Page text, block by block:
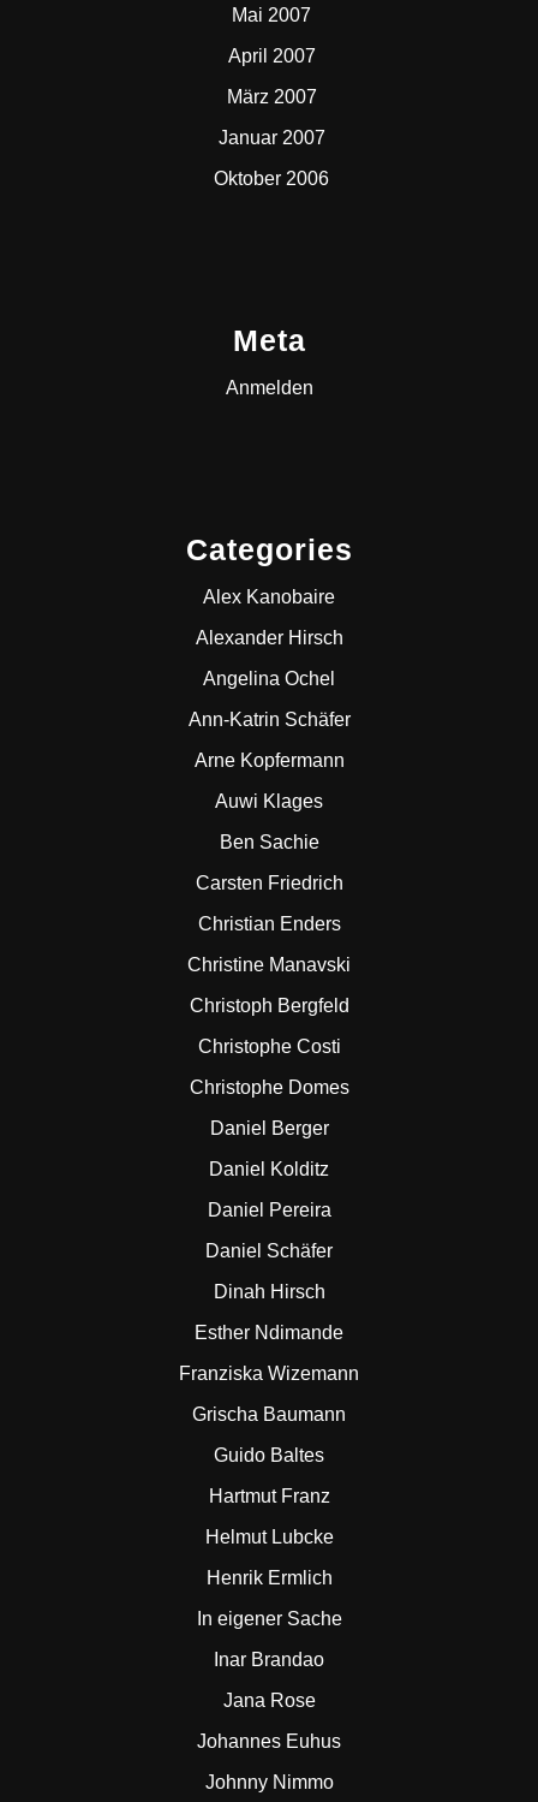
Mai 2007
April 2007
März 2007
Januar 2007
Oktober 2006
Meta
Anmelden
Categories
Alex Kanobaire
Alexander Hirsch
Angelina Ochel
Ann-Katrin Schäfer
Arne Kopfermann
Auwi Klages
Ben Sachie
Carsten Friedrich
Christian Enders
Christine Manavski
Christoph Bergfeld
Christophe Costi
Christophe Domes
Daniel Berger
Daniel Kolditz
Daniel Pereira
Daniel Schäfer
Dinah Hirsch
Esther Ndimande
Franziska Wizemann
Grischa Baumann
Guido Baltes
Hartmut Franz
Helmut Lubcke
Henrik Ermlich
In eigener Sache
Inar Brandao
Jana Rose
Johannes Euhus
Johnny Nimmo